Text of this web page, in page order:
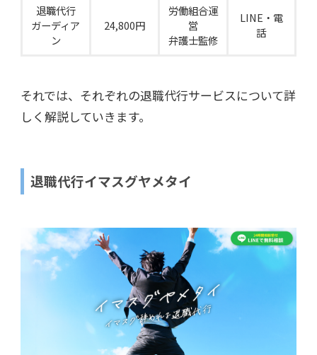
退職代行
ガーディア
ン
24,800円
労働組合運
営
弁護士監修
LINE・電
話
それでは、それぞれの退職代行サービスについて詳
しく解説していきます。
退職代行イマスグヤメタイ